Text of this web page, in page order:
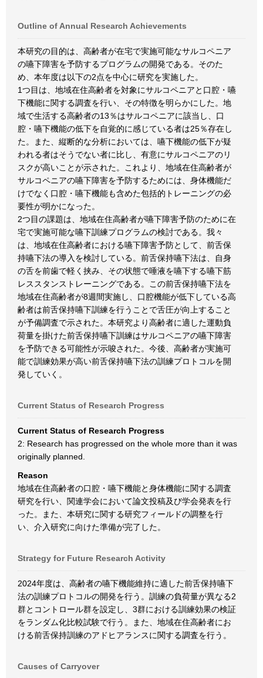
Outline of Annual Research Achievements
本研究の目的は、高齢者が在宅で実施可能なサルコペニア
の嚥下障害を予防するプログラムの開発である。そのた
め、本年度は以下の2点を中心に研究を実施した。
1つ目は、地域在住高齢者を対象にサルコペニアと口腔・嚥
下機能に関する調査を行い、その特徴を明らかにした。地
域で生活する高齢者の13％はサルコペニアに該当し、口
腔・嚥下機能の低下を自覚的に感じている者は25％存在し
た。また、縦断的な分析においては、嚥下機能の低下が疑
われる者はそうでない者に比し、有意にサルコペニアのリ
スクが高いことが示された。これより、地域在住高齢者が
サルコペニアの嚥下障害を予防するためには、身体機能だ
けでなく口腔・嚥下機能も含めた包括的トレーニングの必
要性が明かになった。
2つ目の課題は、地域在住高齢者が嚥下障害予防のために在
宅で実施可能な嚥下訓練プログラムの検討である。我々
は、地域在住高齢者における嚥下障害予防として、前舌保
持嚥下法の導入を検討している。前舌保持嚥下法は、自身
の舌を前歯で軽く挟み、その状態で唾液を嚥下する嚥下筋
レススタンストレーニングである。この前舌保持嚥下法を
地域在住高齢者が8週間実施し、口腔機能が低下している高
齢者は前舌保持嚥下訓練を行うことで舌圧が向上すること
が予備調査で示された。本研究より高齢者に適した運動負
荷量を掛けた前舌保持嚥下訓練はサルコペニアの嚥下障害
を予防できる可能性が示唆された。今後、高齢者が実施可
能で訓練効果が高い前舌保持嚥下法の訓練プロトコルを開
発していく。
Current Status of Research Progress
Current Status of Research Progress
2: Research has progressed on the whole more than it was
originally planned.
Reason
地域在住高齢者の口腔・嚥下機能と身体機能に関する調査
研究を行い、関連学会において論文投稿及び学会発表を行
った。また、本研究に関する研究フィールドの調整を行
い、介入研究に向けた準備が完了した。
Strategy for Future Research Activity
2024年度は、高齢者の嚥下機能維持に適した前舌保持嚥下
法の訓練プロトコルの開発を行う。訓練の負荷量が異なる2
群とコントロール群を設定し、3群における訓練効果の検証
をランダム化比較試験で行う。また、地域在住高齢者にお
ける前舌保持訓練のアドヒアランスに関する調査を行う。
Causes of Carryover